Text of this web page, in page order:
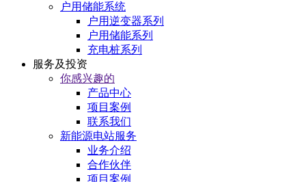
户用储能系统
户用逆变器系列
户用储能系列
充电桩系列
服务及投资
你感兴趣的
产品中心
项目案例
联系我们
新能源电站服务
业务介绍
合作伙伴
项目案例